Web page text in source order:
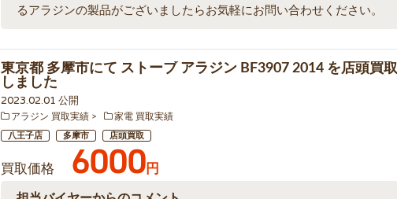
るアラジンの製品がございましたらお気軽にお問い合わせください。
東京都 多摩市にて ストーブ アラジン BF3907 2014 を店頭買取
しました
2023.02.01 公開
アラジン 買取実績 家電 買取実績
八王子店 多摩市 店頭買取
買取価格 6000円